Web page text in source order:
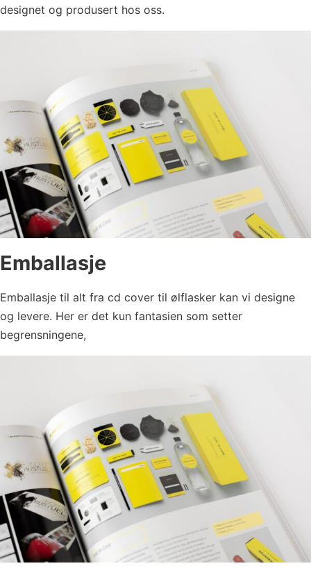
designet og produsert hos oss.
Emballasje
Emballasje til alt fra cd cover til ølflasker kan vi designe
og levere. Her er det kun fantasien som setter
begrensningene,